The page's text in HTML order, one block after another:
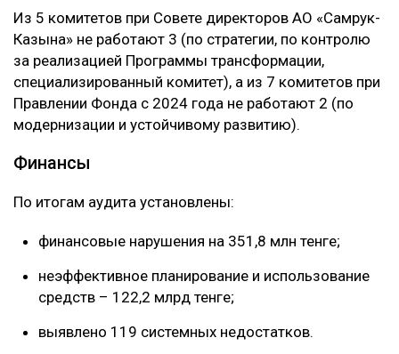
Из 5 комитетов при Совете директоров АО «Самрук-
Казына» не работают 3 (по стратегии, по контролю
за реализацией Программы трансформации,
специализированный комитет), а из 7 комитетов при
Правлении Фонда с 2024 года не работают 2 (по
модернизации и устойчивому развитию).
Финансы
По итогам аудита установлены:
финансовые нарушения на 351,8 млн тенге;
неэффективное планирование и использование
средств – 122,2 млрд тенге;
выявлено 119 системных недостатков.